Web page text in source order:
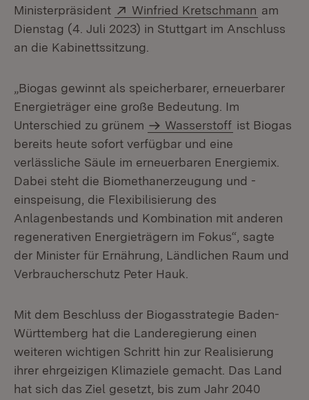
Ministerpräsident
Extern:
Winfried Kretschmann (Öffnet
am
Dienstag (4. Juli 2023) in Stuttgart im Anschluss
an die Kabinettssitzung.
„Biogas gewinnt als speicherbarer, erneuerbarer
Energieträger eine große Bedeutung. Im
Unterschied zu grünem
Wasserstoff ist Biogas
bereits heute sofort verfügbar und eine
verlässliche Säule im erneuerbaren Energiemix.
Dabei steht die Biomethanerzeugung und -
einspeisung, die Flexibilisierung des
Anlagenbestands und Kombination mit anderen
regenerativen Energieträgern im Fokus“, sagte
der Minister für Ernährung, Ländlichen Raum und
Verbraucherschutz Peter Hauk.
Mit dem Beschluss der Biogasstrategie Baden-
Württemberg hat die Landeregierung einen
weiteren wichtigen Schritt hin zur Realisierung
ihrer ehrgeizigen Klimaziele gemacht. Das Land
hat sich das Ziel gesetzt, bis zum Jahr 2040